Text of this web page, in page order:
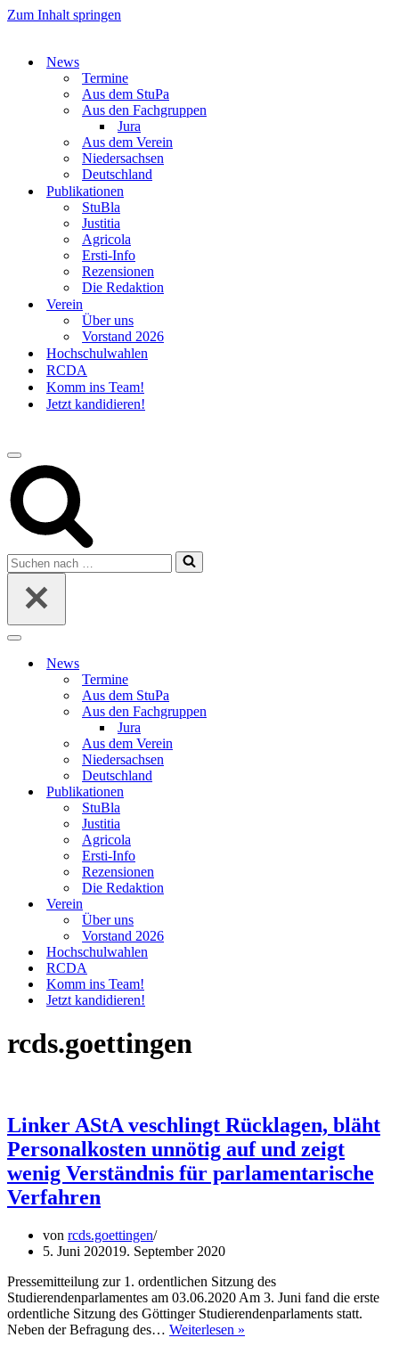
Zum Inhalt springen
News
Termine
Aus dem StuPa
Aus den Fachgruppen
Jura
Aus dem Verein
Niedersachsen
Deutschland
Publikationen
StuBla
Justitia
Agricola
Ersti-Info
Rezensionen
Die Redaktion
Verein
Über uns
Vorstand 2026
Hochschulwahlen
RCDA
Komm ins Team!
Jetzt kandidieren!
Navigations-
Menü
Suchen
nach …
Navigations-
News
Termine
Aus dem StuPa
Aus den Fachgruppen
Jura
Aus dem Verein
Niedersachsen
Deutschland
Publikationen
StuBla
Justitia
Agricola
Ersti-Info
Rezensionen
Die Redaktion
Verein
Über uns
Vorstand 2026
Hochschulwahlen
RCDA
Komm ins Team!
Jetzt kandidieren!
rcds.goettingen
Linker AStA veschlingt Rücklagen, bläht
Personalkosten unnötig auf und zeigt
wenig Verständnis für parlamentarische
Verfahren
von rcds.goettingen
5. Juni 202019. September 2020
Pressemitteilung zur 1. ordentlichen Sitzung des
Studierendenparlamentes am 03.06.2020 Am 3. Juni fand die erste
ordentliche Sitzung des Göttinger Studierendenparlaments statt.
Neben der Befragung des… Weiterlesen »